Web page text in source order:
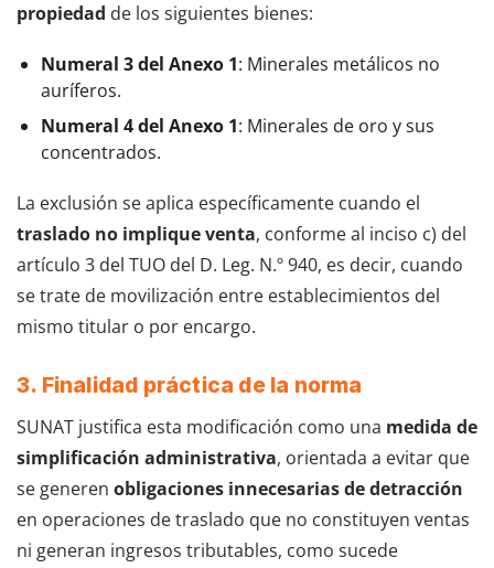
propiedad de los siguientes bienes:
Numeral 3 del Anexo 1: Minerales metálicos no
auríferos.
Numeral 4 del Anexo 1: Minerales de oro y sus
concentrados.
La exclusión se aplica específicamente cuando el
traslado no implique venta, conforme al inciso c) del
artículo 3 del TUO del D. Leg. N.º 940, es decir, cuando
se trate de movilización entre establecimientos del
mismo titular o por encargo.
3. Finalidad práctica de la norma
SUNAT justifica esta modificación como una medida de
simplificación administrativa, orientada a evitar que
se generen obligaciones innecesarias de detracción
en operaciones de traslado que no constituyen ventas
ni generan ingresos tributables, como sucede